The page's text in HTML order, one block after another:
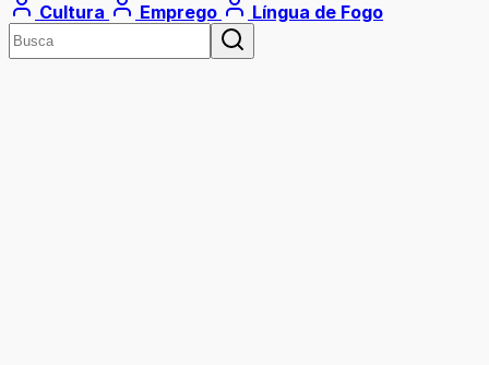
Cultura
Emprego Língua de Fogo